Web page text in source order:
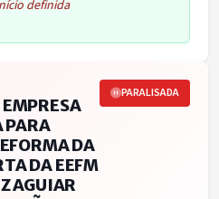
definida
PARA
DA
DA EEFM
AGUIAR
PARALISADA